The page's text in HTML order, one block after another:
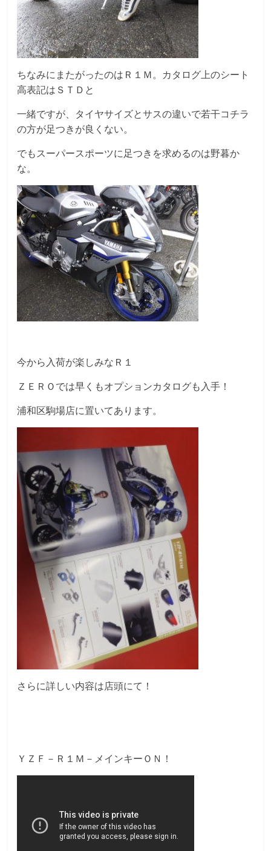
ちなみにまたがったのはＲ１Ｍ。カタログ上のシート
高表記はＳＴＤと
一緒ですが、タイヤサイズとサスの違いで若干コチラ
の方が足つきが良くない。
でもスーパースポーツに足つきを求めるのは野暮か
な。
今から入荷が楽しみなＲ１
ＺＥＲＯでは早くもオプションカタログも入手！
浦和区駒場店に置いてあります。
さらに詳しい内容は店頭にて！
ＹＺＦ－Ｒ１Ｍ－メインキーＯＮ！